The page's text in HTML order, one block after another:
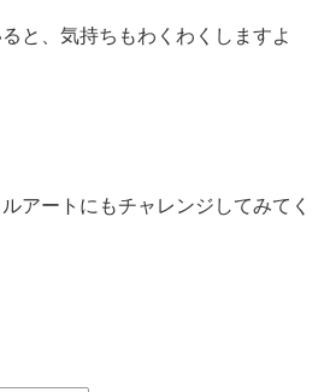
と、気持ちもわくわくしますよ
アートにもチャレンジしてみてく